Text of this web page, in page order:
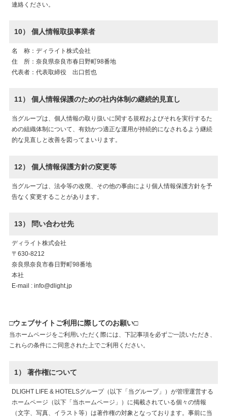
連絡ください。
10） 個人情報取扱事業者
名 称：ディライト株式会社
住 所：奈良県奈良市春日野町98番地
代表者：代表取締役 出口哲也
11） 個人情報保護のための社内体制の継続的見直し
当グループは、個人情報の取り扱いに関する規程およびそれを実行するた
めの組織体制について、有効かつ適正な運用が持続的になされるよう継続
的な見直しと改善を図ってまいります。
12） 個人情報保護方針の変更等
当グループは、法令等の改廃、その他の事由により個人情報保護方針を予
告なく変更することがあります。
13） 問い合わせ先
ディライト株式会社
〒630-8212
奈良県奈良市春日野町98番地
本社
E-mail : info@dlight.jp
□ウェブサイトご利用に際してのお願い□
当ホームページをご利用いただく際には、下記事項を必ずご一読いただき、
これらの条件にご同意された上でご利用ください。
1） 著作権について
DLIGHT LIFE & HOTELSグループ（以下「当グループ」）が管理運営する
ホームページ（以下「当ホームページ」）に掲載されている個々の情報
（文字、写真、イラスト等）は著作権の対象となっております。事前に当